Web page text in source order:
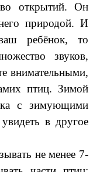
открытий. Он
природой. И
ребёнок, то
звуков,
внимательными,
птиц. Зимой
с зимующими
в другое
не менее 7-